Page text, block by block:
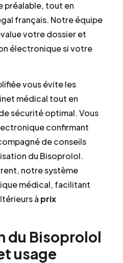
préalable, tout en
français. Notre équipe
votre dossier et
électronique si votre
vous évite les
médical tout en
sécurité optimal. Vous
confirmant
de conseils
du Bisoprolol.
notre système
médical, facilitant
à prix
du Bisoprolol
usage